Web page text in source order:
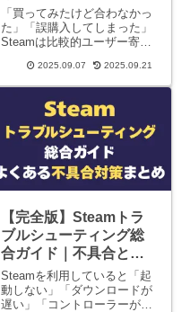
NG例・最新ルール
「買ってみたけど合わなかっ
た」「誤購入してしまった」
Steamは比較的ユーザー寄り
り、条件を満たせばスムーズ
に返金が受けられます。本記
事は基本条件→申請手順→ケ
ース別の注意点→FAQの順
に、Steamの返金方法と条
2025.09.07 2025.09.21
【完全版】Steamトラ
ブルシューティング総
合ガイド｜不具合と解
決方法まとめ
Steamを利用していると「起
動しない」「ダウンロードが
遅い」「コントローラーが反